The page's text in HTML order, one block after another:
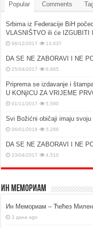
Popular Comments
Srbima iz Federacije BiH
VLASNIŠTVO ili će IZGUBITI
06/12/2017 13,637
DA SE NE ZABORAVI I NE
25/04/2017 6,665
Priprema se izdavanje i
U KONjICU ZA VRIJEME
01/11/2017 5,590
Svi Božićni običaji imaju svoju
06/01/2018 5,286
DA SE NE ZABORAVI I NE
23/04/2017 4,510
Ин Мемориам
Ин Мемориам – Ћећез
3 дана ago